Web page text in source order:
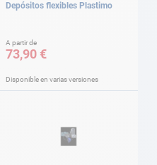
Depósitos flexibles Plastimo
A partir de
73,90 €
Disponible en varias versiones